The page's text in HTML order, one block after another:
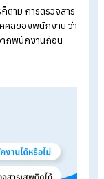
งตรวจส
อไม่
คัญในการสร้างสภาพ
ธิภาพ ช่วยลดความเสี่
าน โดยเฉพาะในงานที่
อการทำงานกับเครื่อง